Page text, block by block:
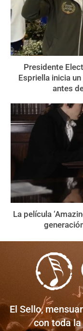
Presidente
Espriella inicia
antes
La película
El Sello,
con toda